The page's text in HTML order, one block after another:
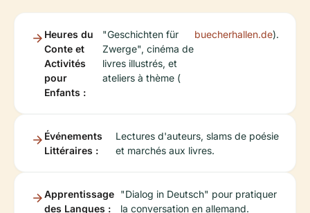
Heures du
Conte et
Activités
pour
Enfants :
"Geschichten für
Zwerge", cinéma de
livres illustrés, et
ateliers à thème (
buecherhallen.de).
Événements
Littéraires :
Lectures d'auteurs, slams de poésie
et marchés aux livres.
Apprentissage
des Langues :
"Dialog in Deutsch" pour pratiquer
la conversation en allemand.